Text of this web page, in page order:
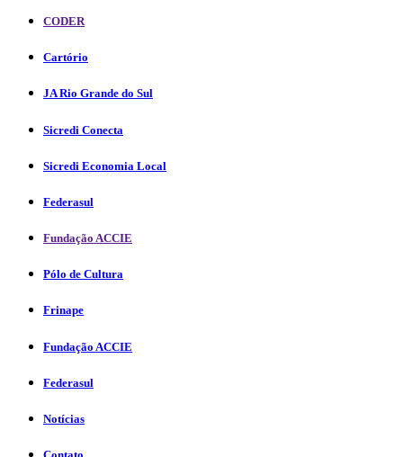
CODER
Cartório
JA Rio Grande do Sul
Sicredi Conecta
Sicredi Economia Local
Federasul
Fundação ACCIE
Pólo de Cultura
Frinape
Fundação ACCIE
Federasul
Notícias